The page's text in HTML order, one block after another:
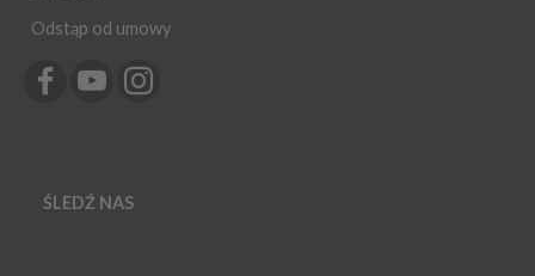
Odstąp od umowy
ŚLEDŹ NAS